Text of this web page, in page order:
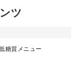
ツ
糖質メニュー